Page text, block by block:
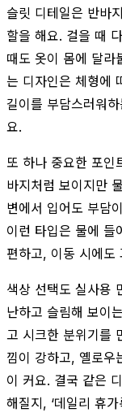
슬릿 디테일은 반바
할을 해요. 걸을 때
때도 옷이 몸에 달라
는 디자인은 체형에
길이를 부담스러워
요.
또 하나 중요한 포인
바지처럼 보이지만
변에서 입어도 부담
이런 타입은 물에 들
편하고, 이동 시에도
색상 선택도 실사용
난하고 슬림해 보이
고 시크한 분위기를
낌이 강하고, 옐로우
이 커요. 결국 같은
해질지, ‘데일리 휴